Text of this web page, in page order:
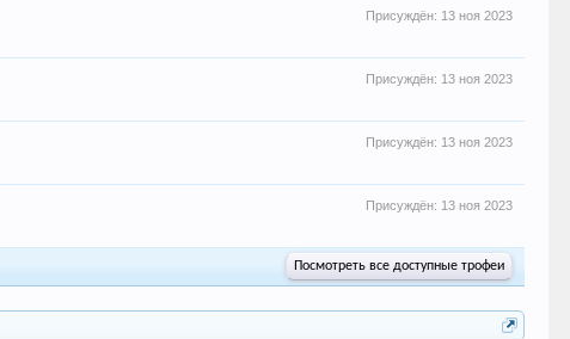
Присуждён: 13 ноя 2023
Присуждён: 13 ноя 2023
Присуждён: 13 ноя 2023
Присуждён: 13 ноя 2023
Посмотреть все доступные трофеи